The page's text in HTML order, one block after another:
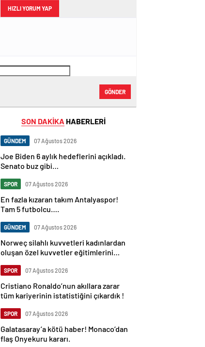
HIZLI YORUM YAP
GÖNDER
SON DAKİKA HABERLERİ
GÜNDEM 07 Ağustos 2026
Joe Biden 6 aylık hedeflerini açıkladı.
Senato buz gibi…
SPOR 07 Ağustos 2026
En fazla kızaran takım Antalyaspor!
Tam 5 futbolcu….
GÜNDEM 07 Ağustos 2026
Norweç silahlı kuvvetleri kadınlardan
oluşan özel kuvvetler eğitimlerini
SPOR 07 Ağustos 2026
Cristiano Ronaldo’nun akıllara zarar
tüm kariyerinin istatistiğini çıkardık !
SPOR 07 Ağustos 2026
Galatasaray’a kötü haber! Monaco’dan
flaş Onyekuru kararı.